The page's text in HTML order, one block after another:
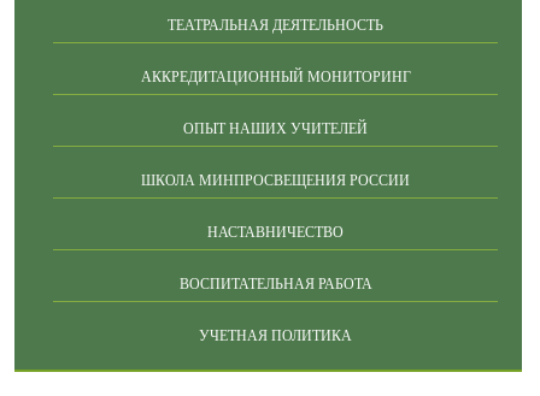
ТЕАТРАЛЬНАЯ ДЕЯТЕЛЬНОСТЬ
АККРЕДИТАЦИОННЫЙ МОНИТОРИНГ
ОПЫТ НАШИХ УЧИТЕЛЕЙ
ШКОЛА МИНПРОСВЕЩЕНИЯ РОССИИ
НАСТАВНИЧЕСТВО
ВОСПИТАТЕЛЬНАЯ РАБОТА
УЧЕТНАЯ ПОЛИТИКА